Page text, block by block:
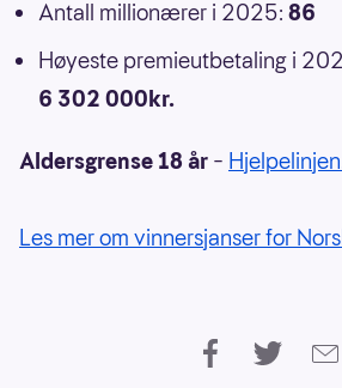
Antall millionærer i 2025: 86
Høyeste premieutbetaling i
6 302 000kr.
Aldersgrense 18 år –
Les mer om vinnersjanser for